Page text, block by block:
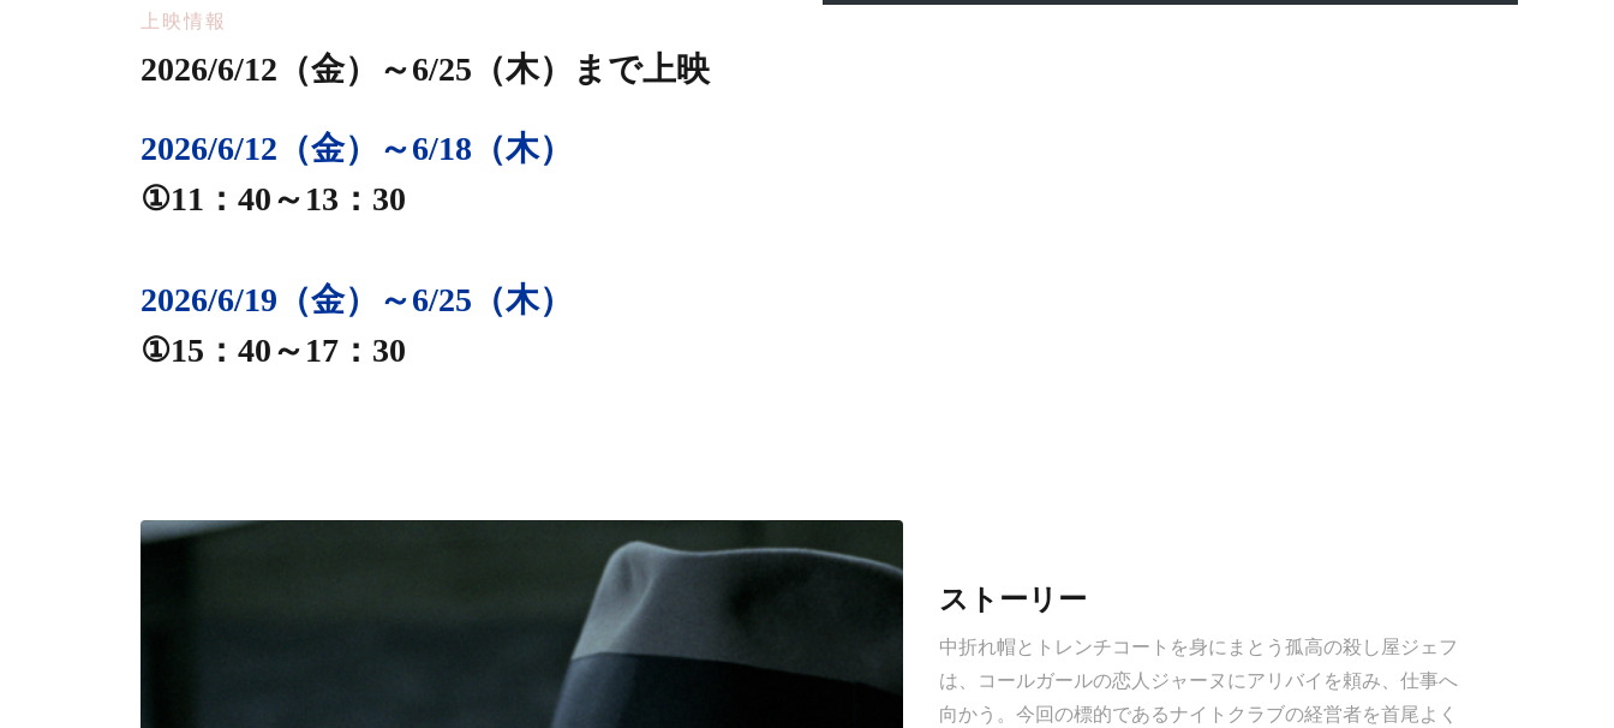
静岡シネ・ギャラリー
４Kレストア版
上映情報
2026/6/12（金）～6/25（木）まで上映
2026/6/12（金）～6/18（木）
①11：40～13：30
2026/6/19（金）～6/25（木）
①15：40～17：30
ストーリー
中折れ帽とトレンチコートを身にまとう孤高の殺し屋ジェフ
は、コールガールの恋人ジャーヌにアリバイを頼み、仕事へ
向かう。今回の標的であるナイトクラブの経営者を首尾よく